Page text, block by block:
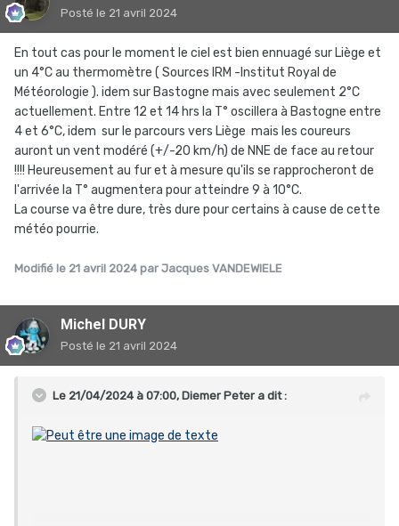
Posté le 21 avril 2024
En tout cas pour le moment le ciel est bien ennuagé sur Liège et
un 4°C au thermomètre ( Sources IRM -Institut Royal de
Météorologie ). idem sur Bastogne mais avec seulement 2°C
actuellement. Entre 12 et 14 hrs la T° oscillera à Bastogne entre
4 et 6°C, idem sur le parcours vers Liège mais les coureurs
auront un vent modéré (+/-20 km/h) de NNE de face au retour
!!!! Heureusement au fur et à mesure qu'ils se rapprocheront de
l'arrivée la T° augmentera pour atteindre 9 à 10°C.
La course va être dure, très dure pour certains à cause de cette
météo pourrie.
Modifié le 21 avril 2024 par Jacques VANDEWIELE
Michel DURY
Posté le 21 avril 2024
Le 21/04/2024 à 07:00, Diemer Peter a dit :